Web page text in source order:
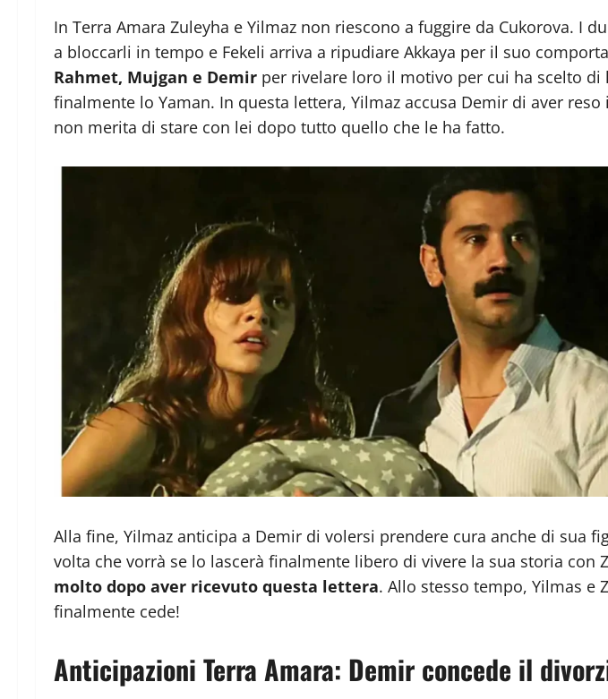
In Terra Amara Zuleyha e Yilmaz non riescono a fuggire da Cukorova. I
a bloccarli in tempo e Fekeli arriva a ripudiare Akkaya per il suo
Rahmet, Mujgan e Demir per rivelare loro il motivo per cui ha scelto di
finalmente lo Yaman. In questa lettera, Yilmaz accusa Demir di aver
non merita di stare con lei dopo tutto quello che le ha fatto.
Alla fine, Yilmaz anticipa a Demir di volersi prendere cura anche di sua
volta che vorrà se lo lascerà finalmente libero di vivere la sua storia con
molto dopo aver ricevuto questa lettera. Allo stesso tempo, Yilmas e
finalmente cede!
Anticipazioni Terra Amara: Demir concede il